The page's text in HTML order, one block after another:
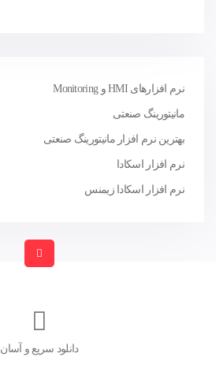
نرم افزارهای HMI و Monitoring
مانیتورینگ صنعتی
بهترین نرم افزار مانیتورینگ صنعتی
نرم افزار اسکادا
نرم افزار اسکادا زیمنس
دانلود سریع و آسان